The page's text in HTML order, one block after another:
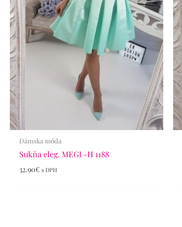
Dámska móda
Sukňa eleg. MEGI -H 1188
32.90€ s DPH